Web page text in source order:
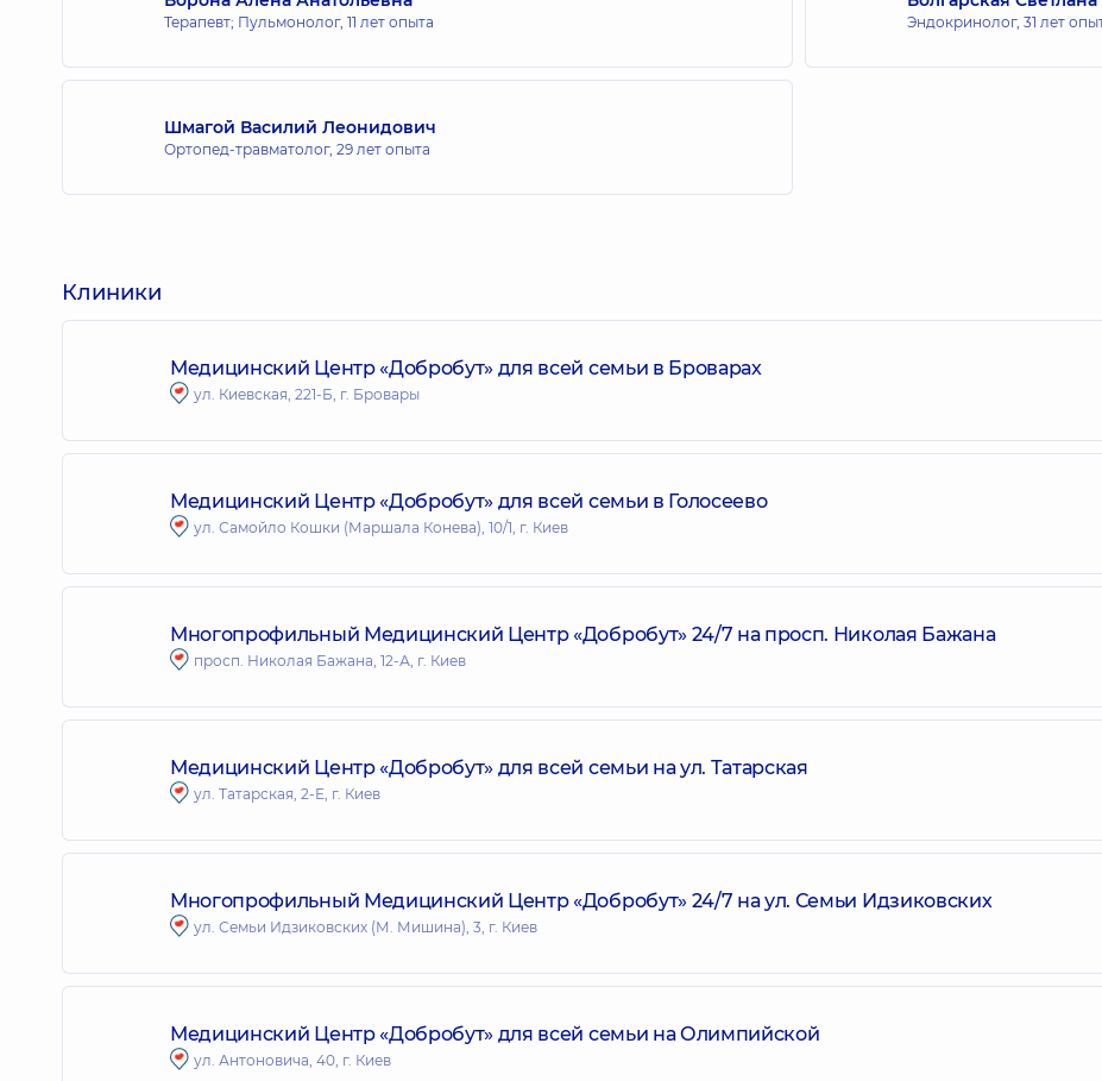
Терапевт; Пульмонолог, 11 лет опыта Эндокринолог, 31 лет
Шмагой Василий Леонидович
Ортопед-травматолог, 29 лет опыта
Клиники
Медицинский Центр «Добробут» для всей семьи в Броварах
ул. Киевская, 221-Б, г. Бровары
Медицинский Центр «Добробут» для всей семьи в Голосеево
ул. Самойло Кошки (Маршала Конева), 10/1, г. Киев
Многопрофильный Медицинский Центр «Добробут» 24/7 на просп. Николая Бажана
просп. Николая Бажана, 12-А, г. Киев
Медицинский Центр «Добробут» для всей семьи на ул. Татарская
ул. Татарская, 2-Е, г. Киев
Многопрофильный Медицинский Центр «Добробут» 24/7 на ул. Семьи Идзиковских
ул. Семьи Идзиковских (М. Мишина), 3, г. Киев
Медицинский Центр «Добробут» для всей семьи на Олимпийской
ул. Антоновича, 40, г. Киев